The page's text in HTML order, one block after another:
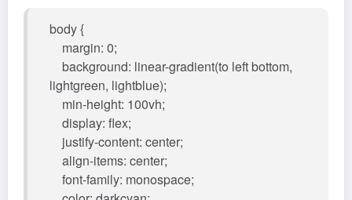
body {
margin: 0;
background: linear-gradient(to left bottom,
lightgreen, lightblue);
min-height: 100vh;
display: flex;
justify-content: center;
align-items: center;
font-family: monospace;